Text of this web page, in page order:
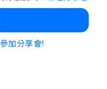
加分享會!